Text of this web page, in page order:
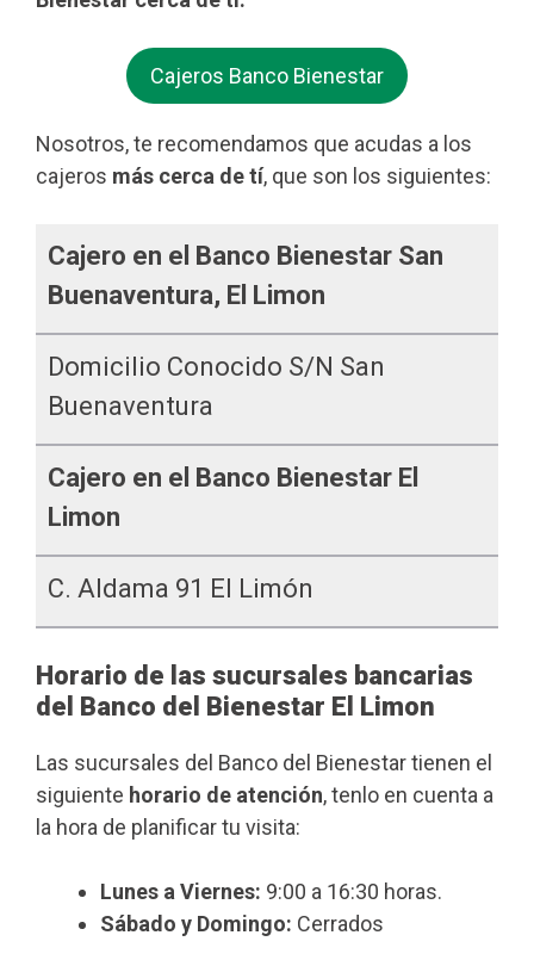
Cajeros Banco Bienestar
Nosotros, te recomendamos que acudas a los
cajeros más cerca de tí, que son los siguientes:
Cajero en el Banco Bienestar San
Buenaventura, El Limon
Domicilio Conocido S/n San
Buenaventura
Cajero en el Banco Bienestar El
Limon
C. Aldama 91 El Limón
Horario de las sucursales bancarias
del Banco del Bienestar El Limon
Las sucursales del Banco del Bienestar tienen el
siguiente horario de atención, tenlo en cuenta a
la hora de planificar tu visita:
Lunes a Viernes: 9:00 a 16:30 horas.
Sábado y Domingo: Cerrados